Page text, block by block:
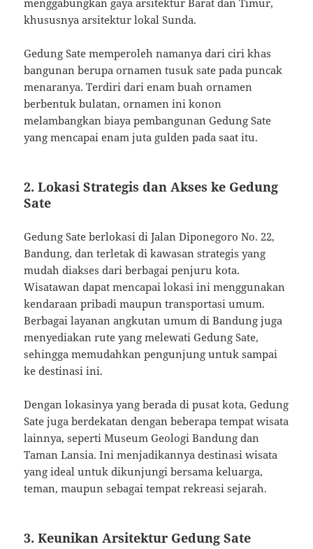
menggabungkan gaya arsitektur Barat dan Timur,
khususnya arsitektur lokal Sunda.
Gedung Sate memperoleh namanya dari ciri khas
bangunan berupa ornamen tusuk sate pada puncak
menaranya. Terdiri dari enam buah ornamen
berbentuk bulatan, ornamen ini konon
melambangkan biaya pembangunan Gedung Sate
yang mencapai enam juta gulden pada saat itu.
2. Lokasi Strategis dan Akses ke Gedung
Sate
Gedung Sate berlokasi di Jalan Diponegoro No. 22,
Bandung, dan terletak di kawasan strategis yang
mudah diakses dari berbagai penjuru kota.
Wisatawan dapat mencapai lokasi ini menggunakan
kendaraan pribadi maupun transportasi umum.
Berbagai layanan angkutan umum di Bandung juga
menyediakan rute yang melewati Gedung Sate,
sehingga memudahkan pengunjung untuk sampai
ke destinasi ini.
Dengan lokasinya yang berada di pusat kota, Gedung
Sate juga berdekatan dengan beberapa tempat wisata
lainnya, seperti Museum Geologi Bandung dan
Taman Lansia. Ini menjadikannya destinasi wisata
yang ideal untuk dikunjungi bersama keluarga,
teman, maupun sebagai tempat rekreasi sejarah.
3. Keunikan Arsitektur Gedung Sate